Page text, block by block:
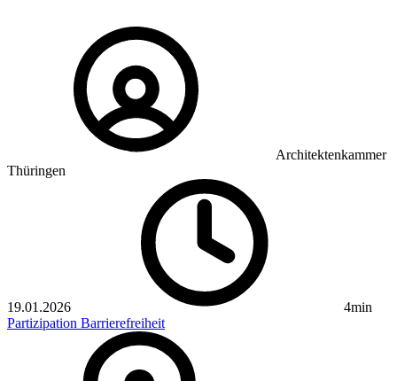
Architektenkammer
Thüringen
19.01.2026
4min
Partizipation Barrierefreiheit